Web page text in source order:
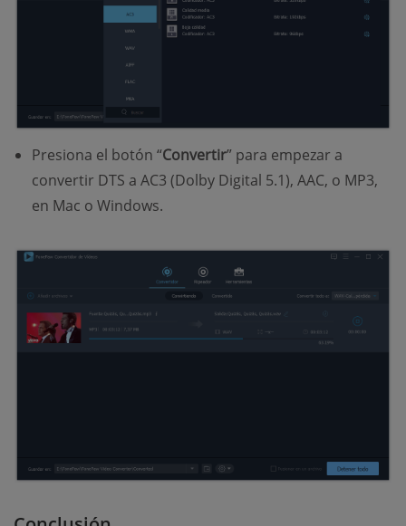
Presiona el botón “Convertir” para empezar a
convertir DTS a AC3 (Dolby Digital 5.1), AAC, o MP3,
en Mac o Windows.